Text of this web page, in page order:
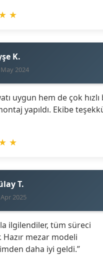
★
K.
2024
uygun hem de çok hızlı
yapıldı. Ekibe
★
T.
2025
ilgilendiler, tüm süreci
Hazır mezar modeli
daha iyi geldi.”